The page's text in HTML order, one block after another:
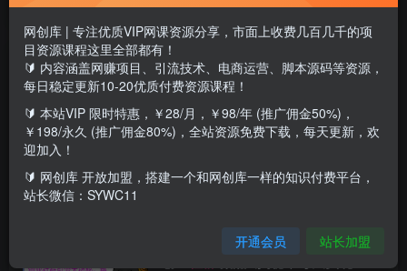
文章 用户 版块 帖子
搜索[社群 ]，共找到 54 个文章
群变现一天收入1680+
网创库 | 专注优质VIP网课资源分享，市面上收费几百几千的项
目资源课程这里全部都有！
🔰 内容涵盖网赚项目、引流技术、电商运营、脚本源码等资源，
每日稳定更新10-20优质付费资源课程！
🔰 本站VIP 限时特惠，￥28/月，￥98/年 (推广佣金50%)，
￥198/永久 (推广佣金80%)，全站资源免费下载，每天更新，欢
迎加入！
🔰 网创库 开放加盟，搭建一个和网创库一样的知识付费平台，
站长微信：SYWC11
开通会员 站长加盟